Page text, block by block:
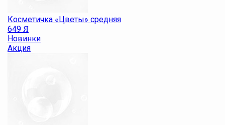
Косметичка «Цветы» средняя
649 Я
Новинки
Акция